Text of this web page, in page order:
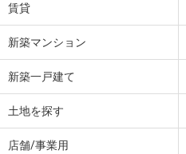
賃貸
新築マンション
新築一戸建て
土地を探す
店舗/事業用